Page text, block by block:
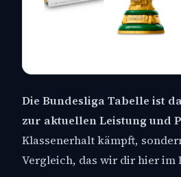
Die Bundesliga Tabelle ist
zur aktuellen Leistung und
Klassenerhalt kämpft,
Vergleich, das wir dir hier im